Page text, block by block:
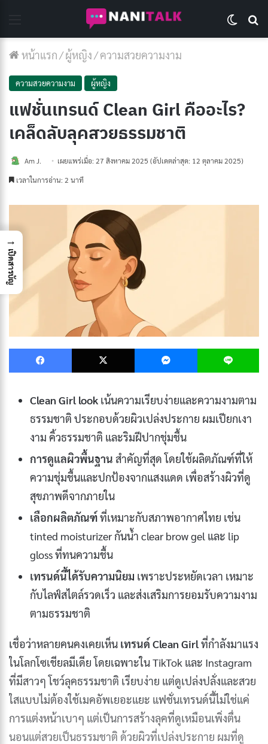
หน้าแรก/ผู้หญิง/ความสวยความงาม
ความสวยความงาม ผู้หญิง
แฟชั่นเทรนด์ Clean Girl คืออะไร?
เคล็ดลับลุคสวยธรรมชาติ
Am J. เผยแพร่เมื่อ: 27 สิงหาคม 2025 (อัปเดตล่าสุด: 12 ตุลาคม 2025)
เวลาในการอ่าน: 2 นาที
Facebook X Messenger
Clean Girl look เน้นความเรียบง่ายและความงามตาม
ธรรมชาติ ประกอบด้วยผิวเปล่งประกาย ผมเปียกเงา
งาม คิ้วธรรมชาติ และริมฝีปากชุ่มชื้น
การดูแลผิวพื้นฐาน สำคัญที่สุด โดยใช้ผลิตภัณฑ์ที่ให้
ความชุ่มชื้นและปกป้องจากแสงแดด เพื่อสร้างผิวที่ดู
สุขภาพดีจากภายใน
เลือกผลิตภัณฑ์ที่เหมาะกับสภาพอากาศไทย เช่น
tinted moisturizer กันน้ำ clear brow gel และ lip
gloss ที่ทนความชื้น
เทรนด์นี้ได้รับความนิยม เพราะประหยัดเวลา เหมาะ
กับไลฟ์สไตล์รวดเร็ว และส่งเสริมการยอมรับความงาม
ตามธรรมชาติ
เชื่อว่าหลายคนคงเคยเห็น เทรนด์ Clean Girl ที่กำลังมาแรง
ในโลกโซเชียลมีเดีย โดยเฉพาะใน TikTok และ Instagram
ที่มีสาวๆ โชว์ลุคธรรมชาติ เรียบง่าย แต่ดูเปล่งปลั่งและสวย
ใสแบบไม่ต้องใช้เมคอัพเยอะแยะ แฟชั่นเทรนด์นี้ไม่ใช่แค่
การแต่งหน้าเบาๆ แต่เป็นการสร้างลุคที่ดูเหมือนเพิ่งตื่น
นอนแต่สวยเป็นธรรมชาติ ด้วยผิวที่เปล่งประกาย ผมที่ดู
→
เปิดสารบัญ